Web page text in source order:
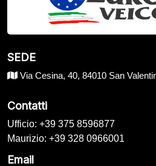
SEDE
Via Cesina, 40, 84010 San
Contatti
Ufficio: +39 375 8596877
Maurizio: +39 328 0966001
Email